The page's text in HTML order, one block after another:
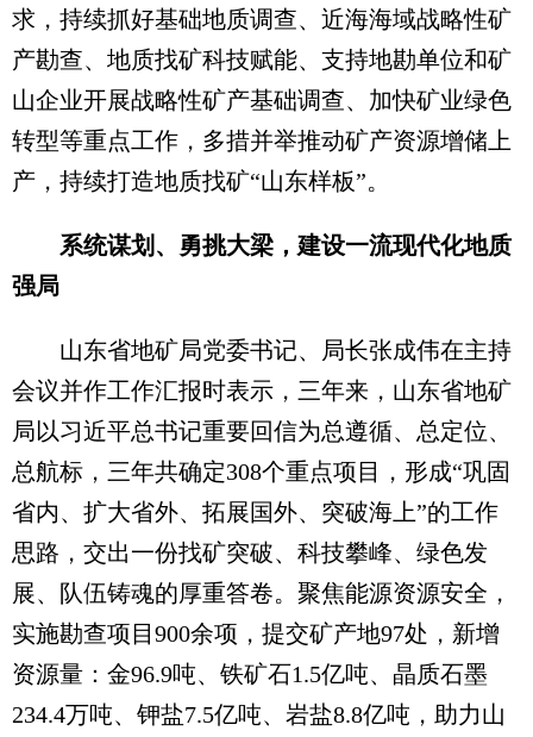
求，持续抓好基础地质调查、近海海域战略性矿
产勘查、地质找矿科技赋能、支持地勘单位和矿
山企业开展战略性矿产基础调查、加快矿业绿色
转型等重点工作，多措并举推动矿产资源增储上
产，持续打造地质找矿“山东样板”。
系统谋划、勇挑大梁，建设一流现代化地质
强局
山东省地矿局党委书记、局长张成伟在主持
会议并作工作汇报时表示，三年来，山东省地矿
局以习近平总书记重要回信为总遵循、总定位、
总航标，三年共确定308个重点项目，形成“巩固
省内、扩大省外、拓展国外、突破海上”的工作
思路，交出一份找矿突破、科技攀峰、绿色发
展、队伍铸魂的厚重答卷。聚焦能源资源安全，
实施勘查项目900余项，提交矿产地97处，新增
资源量：金96.9吨、铁矿石1.5亿吨、晶质石墨
234.4万吨、钾盐7.5亿吨、岩盐8.8亿吨，助力山